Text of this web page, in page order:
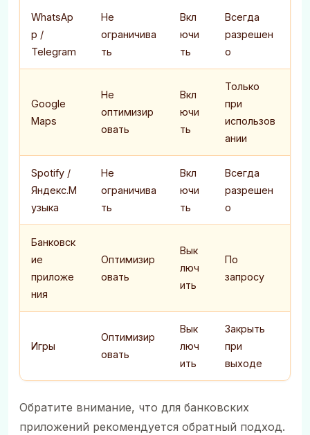
WhatsAp
p /
Telegram
Не
ограничива
ть
Вкл
ючи
ть
Всегда
разрешен
о
Google
Maps
Не
оптимизир
овать
Вкл
ючи
ть
Только
при
использов
ании
Spotify /
Яндекс.М
узыка
Не
ограничива
ть
Вкл
ючи
ть
Всегда
разрешен
о
Банковск
ие
приложе
ния
Оптимизир
овать
Вык
люч
ить
По
запросу
Игры
Оптимизир
овать
Вык
люч
ить
Закрыть
при
выходе
Обратите внимание, что для банковских
приложений рекомендуется обратный подход.